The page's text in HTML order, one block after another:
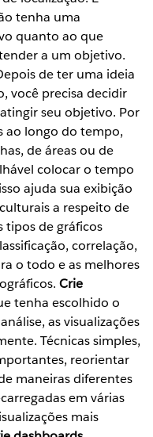
tenha uma
quanto ao que
a um objetivo.
de ter uma ideia
você precisa decidir
seu objetivo. Por
ao longo do tempo,
de áreas ou de
colocar o tempo
ajuda sua exibição
a respeito de
tipos de gráficos
correlação,
o todo e as melhores
Crie
tenha escolhido o
as visualizações
Técnicas simples,
reorientar
maneiras diferentes
em várias
mais